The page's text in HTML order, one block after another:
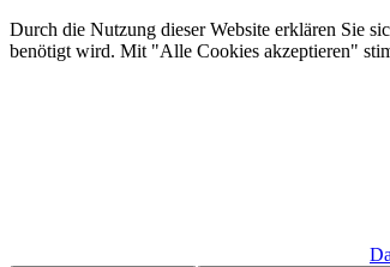
Durch die Nutzung dieser Website erklären Sie
benötigt wird. Mit "Alle Cookies akzeptieren"